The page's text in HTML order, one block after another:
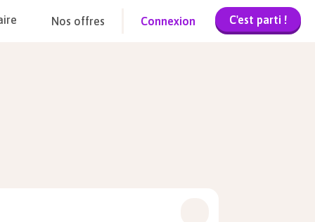
Nos offres Connexion C'est parti !